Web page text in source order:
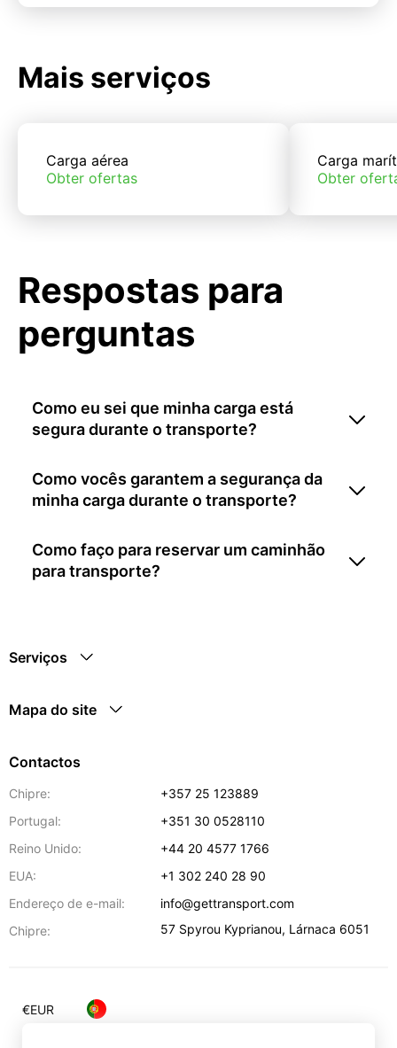
Mais serviços
Carga aérea
Obter ofertas
Carga
Obter
Respostas para
perguntas
Como eu sei que minha carga está
segura durante o transporte?
Como vocês garantem a segurança da
minha carga durante o transporte?
Como faço para reservar um caminhão
para transporte?
Serviços
Mapa do site
Contactos
Chipre:
+357 25 123889
Portugal:
+351 30 0528110
Reino Unido:
+44 20 4577 1766
EUA:
+1 302 240 28 90
Endereço de e-mail:
info@gettransport.com
Chipre:
57 Spyrou Kyprianou, Lárnaca 6051
€EUR